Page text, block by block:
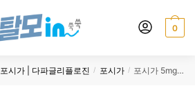
0
포시가 | 다파글리플로진 / 포시가 / 포시가 5mg 84정